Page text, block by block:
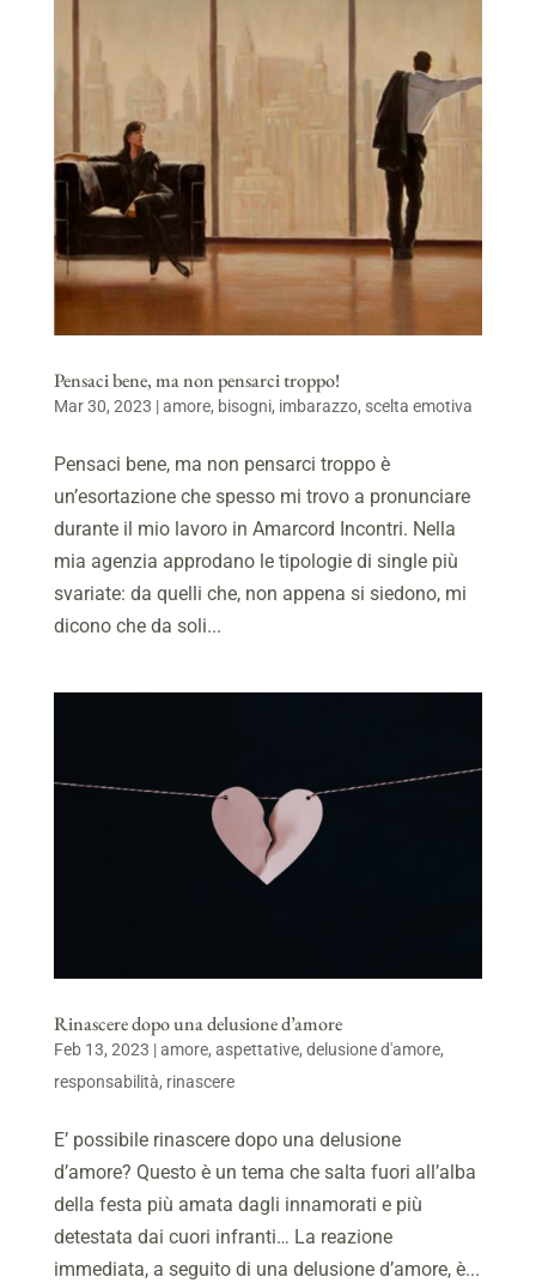
Pensaci bene, ma non pensarci troppo!
Mar 30, 2023 |amore, bisogni, imbarazzo, scelta emotiva
Pensaci bene, ma non pensarci troppo è
un’esortazione che spesso mi trovo a pronunciare
durante il mio lavoro in Amarcord Incontri. Nella
mia agenzia approdano le tipologie di single più
svariate: da quelli che, non appena si siedono, mi
dicono che da soli...
Rinascere dopo una delusione d’amore
Feb 13, 2023 |amore, aspettative, delusione d'amore,
responsabilità, rinascere
E’ possibile rinascere dopo una delusione
d’amore? Questo è un tema che salta fuori all’alba
della festa più amata dagli innamorati e più
detestata dai cuori infranti… La reazione
immediata, a seguito di una delusione d’amore, è...